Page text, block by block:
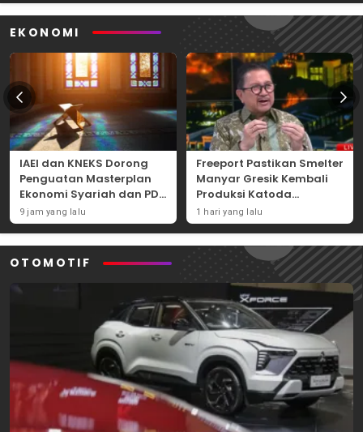
EKONOMI
IAEI dan KNEKS Dorong
Penguatan Masterplan
Ekonomi Syariah dan PDB
Syariah Indonesia
9 jam yang lalu
Freeport Pastikan Smelter
Manyar Gresik Kembali
Produksi Katoda
Tembaga Mulai
September 2026
1 hari yang lalu
OTOMOTIF